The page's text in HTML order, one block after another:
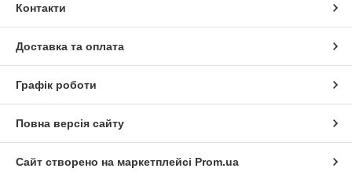
Контакти
Доставка та оплата
Графік роботи
Повна версія сайту
Сайт створено на маркетплейсі Prom.ua